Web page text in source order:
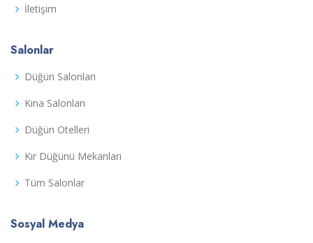
İletişim
Salonlar
Düğün Salonları
Kına Salonları
Düğün Otelleri
Kır Düğünü Mekanları
Tüm Salonlar
Sosyal Medya